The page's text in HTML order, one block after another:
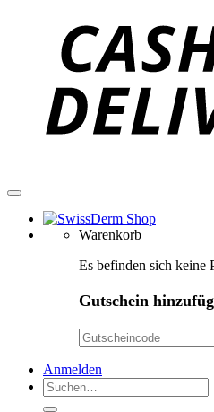
Warenkorb
Es befinden sich keine
Gutschein
Anmelden
Suchen
nach: